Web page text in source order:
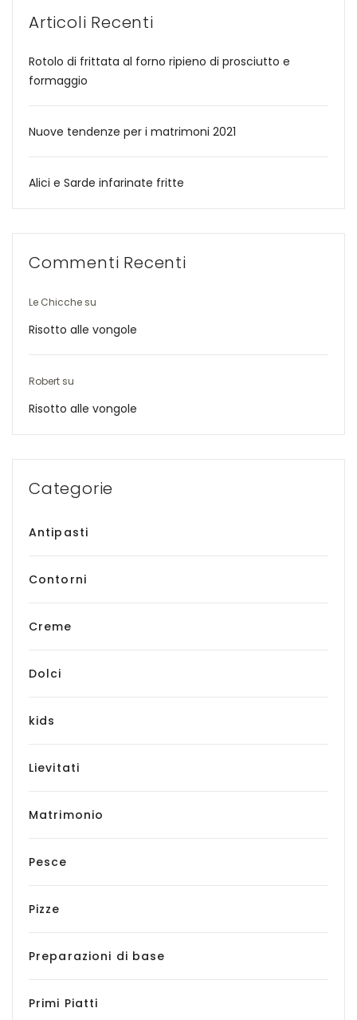
Articoli Recenti
Rotolo di frittata al forno ripieno di prosciutto e
formaggio
Nuove tendenze per i matrimoni 2021
Alici e Sarde infarinate fritte
Commenti Recenti
Le Chicche su
Risotto alle vongole
Robert su
Risotto alle vongole
Categorie
Antipasti
Contorni
Creme
Dolci
kids
Lievitati
Matrimonio
Pesce
Pizze
Preparazioni di base
Primi Piatti